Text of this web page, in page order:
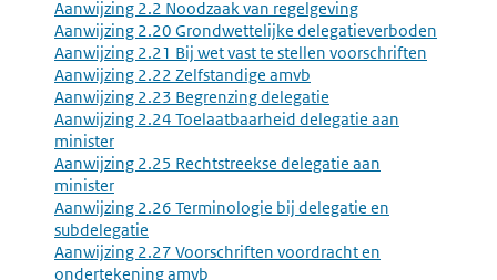
Aanwijzing 2.2 Noodzaak van regelgeving
Aanwijzing 2.20 Grondwettelijke delegatieverboden
Aanwijzing 2.21 Bij wet vast te stellen voorschriften
Aanwijzing 2.22 Zelfstandige amvb
Aanwijzing 2.23 Begrenzing delegatie
Aanwijzing 2.24 Toelaatbaarheid delegatie aan
minister
Aanwijzing 2.25 Rechtstreekse delegatie aan
minister
Aanwijzing 2.26 Terminologie bij delegatie en
subdelegatie
Aanwijzing 2.27 Voorschriften voordracht en
ondertekening amvb